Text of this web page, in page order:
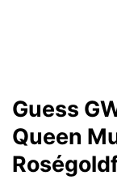
Guess
Queen